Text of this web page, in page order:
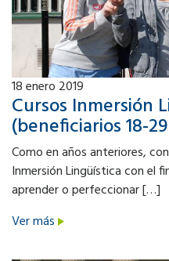
18enero 2019
Cursos Inmersión
(beneficiarios 18-
Como en años anteriores,
Inmersión Lingüística con el
aprender o perfeccionar […]
Ver más